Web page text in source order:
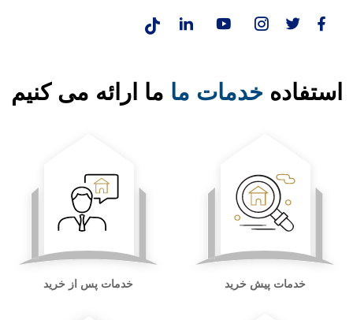
استفاده خدمات ما ما ارائه می کنیم
خدمات پیش خرید خدمات پس از خرید